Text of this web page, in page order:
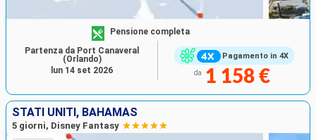
Pagamento in 4X
Pensione completa
da 1 158 €
Partenza da Port Canaveral
(Orlando)
lun 14 set 2026
STATI UNITI, BAHAMAS
5 giorni, Disney Fantasy